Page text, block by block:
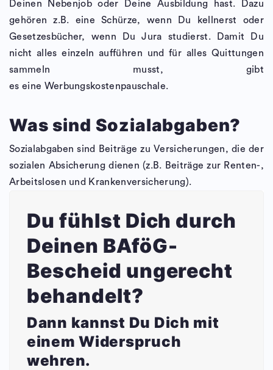
Deinen Nebenjob oder Deine Ausbildung hast. Dazu
gehören z.B. eine Schürze, wenn Du kellnerst oder
Gesetzesbücher, wenn Du Jura studierst. Damit Du
nicht alles einzeln aufführen und für alles Quittungen
sammeln musst, gibt
es eine Werbungskostenpauschale.
Was sind Sozialabgaben?
Sozialabgaben sind Beiträge zu Versicherungen, die der
sozialen Absicherung dienen (z.B. Beiträge zur Renten-,
Arbeitslosen und Krankenversicherung).
Du fühlst Dich durch
Deinen BAföG-
Bescheid ungerecht
behandelt?
Dann kannst Du Dich mit
einem Widerspruch
wehren.